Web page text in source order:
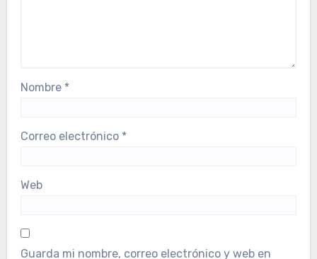
Nombre *
Correo electrónico *
Web
Guarda mi nombre, correo electrónico y web en